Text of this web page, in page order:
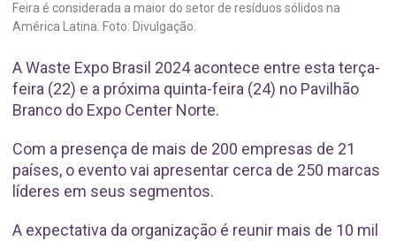
Feira é considerada a maior do setor de resíduos sólidos na
América Latina. Foto: Divulgação.
A Waste Expo Brasil 2024 acontece entre esta terça-
feira (22) e a próxima quinta-feira (24) no Pavilhão
Branco do Expo Center Norte.
Com a presença de mais de 200 empresas de 21
países, o evento vai apresentar cerca de 250 marcas
líderes em seus segmentos.
A expectativa da organização é reunir mais de 10 mil